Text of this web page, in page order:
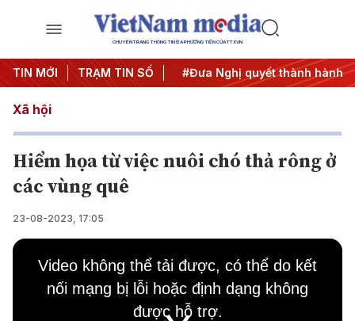
CHUYÊN TRANG THÔNG TIN ĐA PHƯƠNG TIỆN CỦA TTXVN
TIN MỚI TRẠM TIN SỐ
ương 3 #APEC 2027 #Đưa Nghị quyết thành hành
Xã hội
Hiểm họa từ việc nuôi chó thả rông ở
các vùng quê
23-08-2023, 17:05
This
window.
Video không thể tải được, có thể do kết
nối mạng bị lỗi hoặc định dạng không
được hỗ trợ.